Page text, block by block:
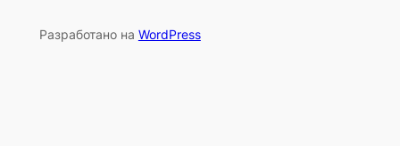
Разработано на WordPress